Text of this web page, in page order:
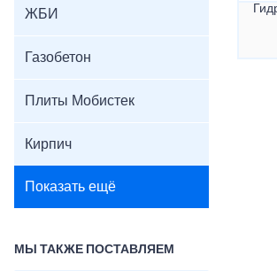
ЖБИ
Газобетон
Плиты Мобистек
Кирпич
Показать ещё
МЫ ТАКЖЕ ПОСТАВЛЯЕМ